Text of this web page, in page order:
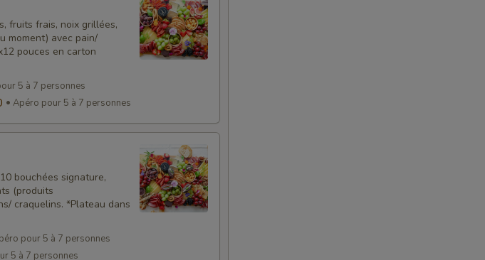
fruits frais, noix grillées,
moment) avec pain/
pouces en carton
5 à 7 personnes
Apéro pour 5 à 7 personnes
bouchées signature,
(produits
craquelins. *Plateau dans
pour 5 à 7 personnes
5 à 7 personnes